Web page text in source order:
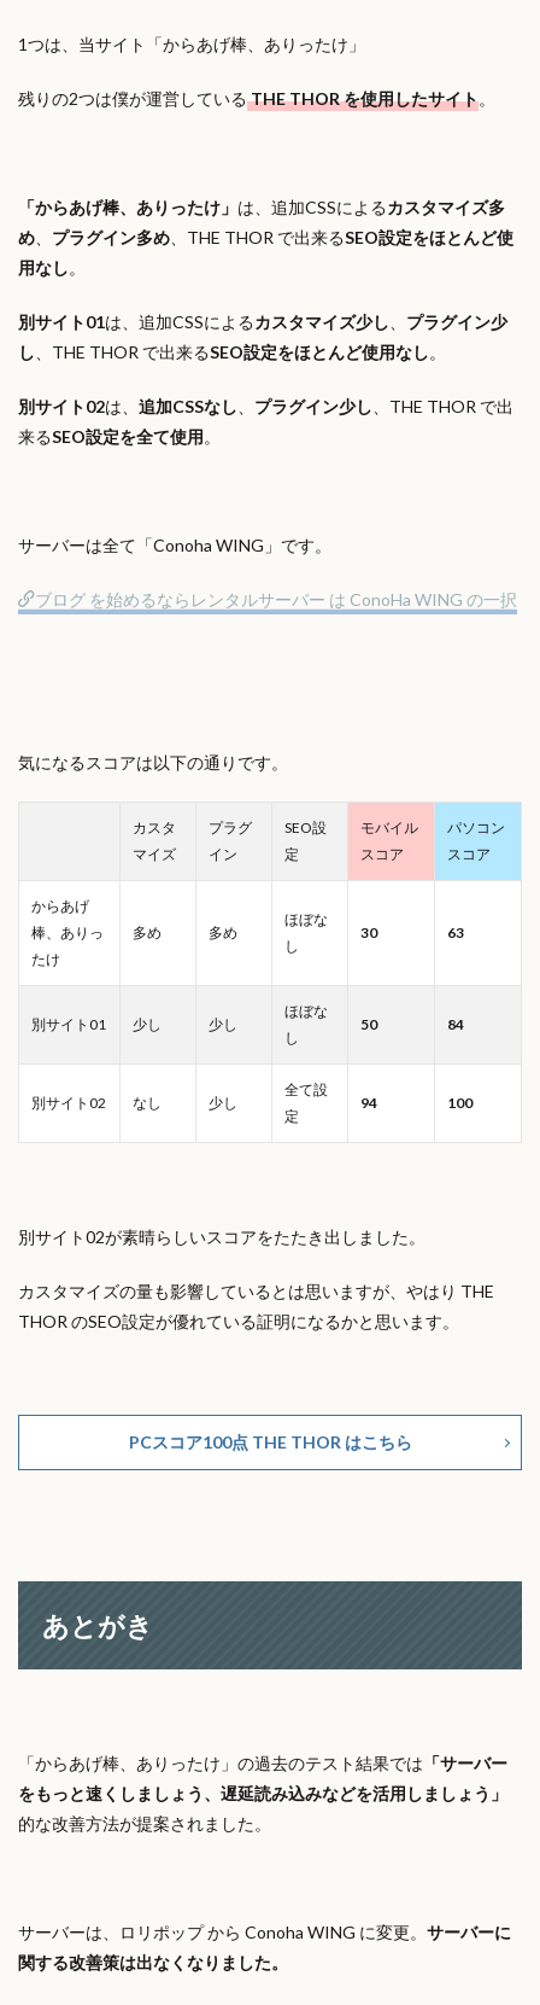
1つは、当サイト「からあげ棒、ありったけ」
残りの2つは僕が運営しているTHE THOR を使用したサイト。
「からあげ棒、ありったけ」 は、追加CSSによるカスタマイズ多
め
プラグイン多め 、THE THOR で出来るSEO設定をほとんど使
用なし。
別サイト01は、追加CSSによるカスタマイズ少し
プラグイン少
し 、THE THOR で出来るSEO設定をほとんど使用なし。
別サイト02は、 追加CSSなし プラグイン少し 、THE THOR で出
来るSEO設定を全て使用。
サーバーは全て「Conoha WING」です。
ブログ を始めるならレンタルサーバー は ConoHa WING の一択
気になるスコアは以下の通りです。
カスタ
マイズ
プラグ
イン
SEO設
定
モバイル
スコア
パソコン
スコア
からあげ
棒、ありっ
たけ
多め 多め
ほぼな
し
30 63
別サイト01 少し 少し
ほぼな
し
50 84
別サイト02 なし 少し
全て設
定
94 100
別サイト02が素晴らしいスコアをたたき出しました。
カスタマイズの量も影響しているとは思いますが、やはり THE
THOR のSEO設定が優れている証明になるかと思います。
PCスコア100点 THE THOR はこちら
あとがき
「からあげ棒、ありったけ」の過去のテスト結果では 「サーバー
をもっと速くしましょう、遅延読み込みなどを活用しましょう」
的な改善方法が提案されました。
サーバーは、ロリポップ から Conoha WING に変更。 サーバーに
関する改善策は出なくなりました。